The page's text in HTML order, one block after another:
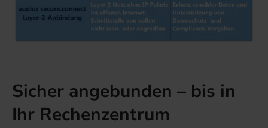
Sicher angebunden – bis in
Ihr Rechenzentrum